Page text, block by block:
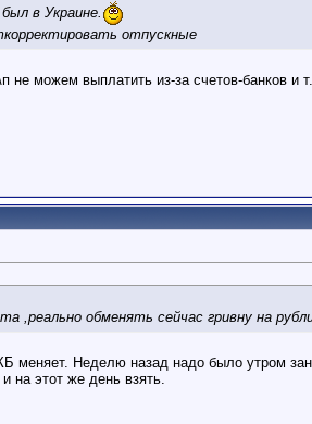
в Украине.
отпускные
можем выплатить из-за счетов-банков и
,реально обменять сейчас гривну на
меняет. Неделю назад надо было утром
на этот же день взять.